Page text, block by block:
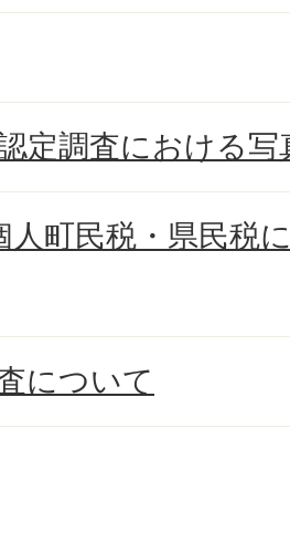
定調査における
人町民税・県民税
について